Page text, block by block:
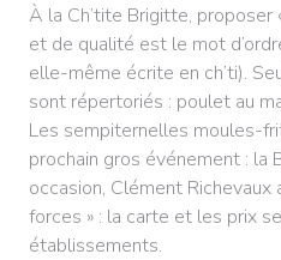
À la Ch’tite Brigitte, proposer
et de qualité est le mot
elle-même écrite en ch’ti).
sont répertoriés : poulet au
Les sempiternelles moules-
prochain gros événement : la
occasion, Clément
forces » : la carte et les prix
établissements.